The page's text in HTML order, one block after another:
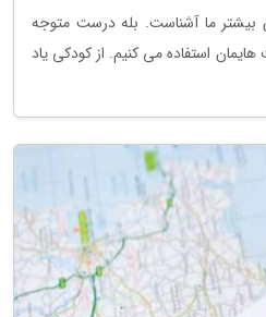
بیشتر ما آشناست. بله درست متوجه
استفاده می کنیم. از کودکی یاد